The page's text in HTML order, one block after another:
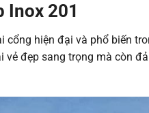
Inox 201
cổng hiện đại và phổ biến
vẻ đẹp sang trọng mà còn